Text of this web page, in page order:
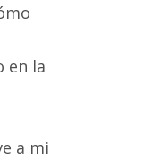
en la
a mi